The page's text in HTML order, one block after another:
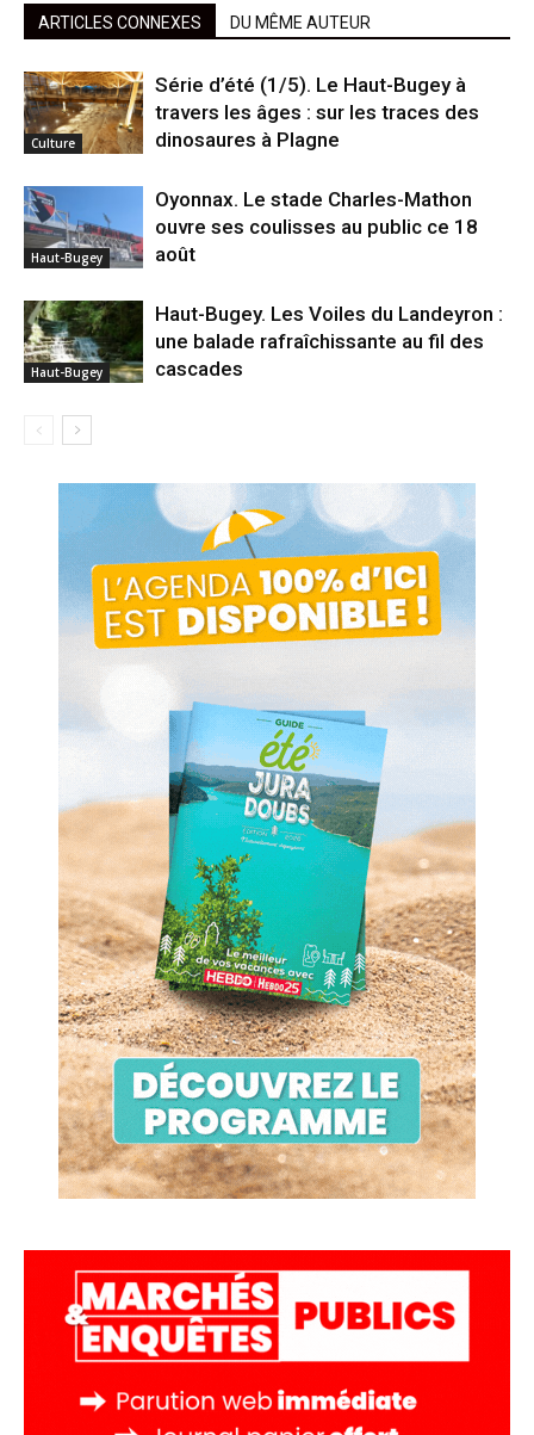
ARTICLES CONNEXES DU MÊME AUTEUR
Culture
Série d’été (1/5). Le Haut-Bugey à
travers les âges : sur les traces des
dinosaures à Plagne
Haut-Bugey
Oyonnax. Le stade Charles-Mathon
ouvre ses coulisses au public ce 18
août
Haut-Bugey
Haut-Bugey. Les Voiles du Landeyron :
une balade rafraîchissante au fil des
cascades